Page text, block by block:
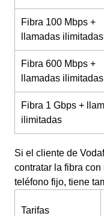
Fibra 100 Mbps +
llamadas ilimitadas
Fibra 600 Mbps +
llamadas ilimitadas
Fibra 1 Gbps +
ilimitadas
Si el cliente de
contratar la fibra
teléfono fijo, tiene
Tarifas